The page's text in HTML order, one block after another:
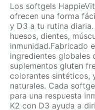
Los softgels
ofrecen una forma
y D3 a tu rutina
huesos, dientes,
inmunidad.Fabricado
ingredientes globales
suplementos gluten
colorantes sintéticos,
naturales. Cada
para una respuesta
K2 con D3 ayuda a